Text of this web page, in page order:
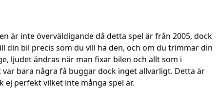
är inte överväldigande då detta spel är från 2005, dock
din bil precis som du vill ha den, och om du trimmar din
ljudet ändras när man fixar bilen och allt som i
bara några få buggar dock inget allvarligt. Detta är
ej perfekt vilket inte många spel är.